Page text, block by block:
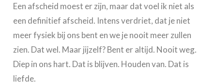
Een afscheid moest er zijn, maar dat voel ik niet als
een definitief afscheid. Intens verdriet, dat je niet
meer fysiek bij ons bent en we je nooit meer zullen
zien. Dat wel. Maar jijzelf? Bent er altijd. Nooit weg.
Diep in ons hart. Dat is blijven. Houden van. Dat is
liefde.